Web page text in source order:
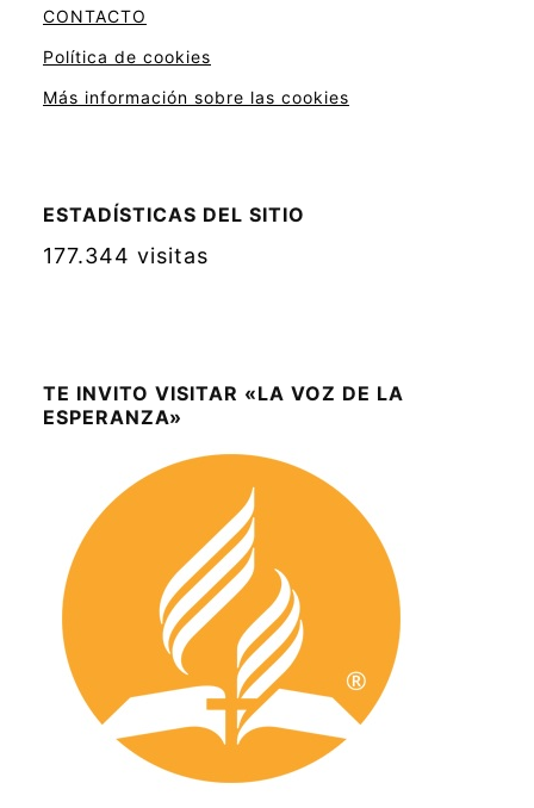
CONTACTO
Política de cookies
Más información sobre las cookies
ESTADÍSTICAS DEL SITIO
177.344 visitas
TE INVITO VISITAR «LA VOZ DE LA
ESPERANZA»